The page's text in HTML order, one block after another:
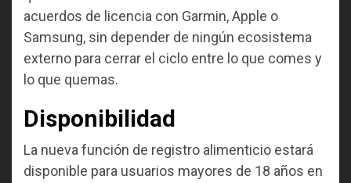
acuerdos de licencia con Garmin, Apple o
Samsung, sin depender de ningún ecosistema
externo para cerrar el ciclo entre lo que comes y
lo que quemas.
Disponibilidad
La nueva función de registro alimenticio estará
disponible para usuarios mayores de 18 años en